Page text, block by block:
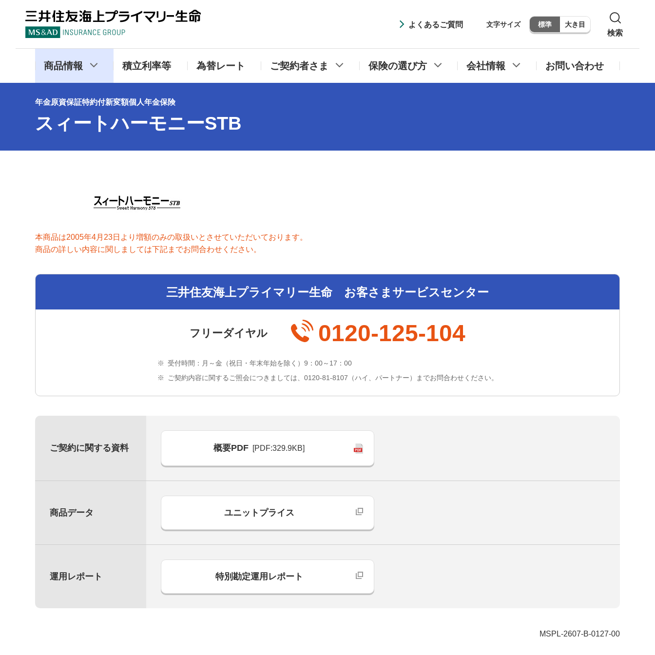
三井住友海上プライマリー生命よくあるご質問 文字サイズ 標準 大き目
検索
商品情報 積立利率等 為替レート ご契約者さま 保険の選び方 会社情報 お問い合わせ
年金原資保証特約付新変額個人年金保険
スィートハーモニーSTB
本商品は2005年4月23日より増額のみの取扱いとさせていただいております。
商品の詳しい内容に関しましては下記までお問合わせください。
三井住友海上プライマリー生命 お客さまサービスセンター
フリーダイヤル 0120-125-104
※ 受付時間：月～金（祝日・年末年始を除く）9：00～17：00
※
ご契約内容に関するご照会につきましては、0120-81-8107（ハイ、パートナー）までお問合わせください。
ご契約に関する資料 概要PDF [PDF:329.9KB]
商品データ ユニットプライス
運用レポート 特別勘定運用レポート
MSPL-2607-B-0127-00